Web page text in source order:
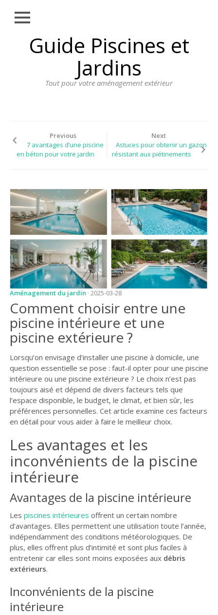
Guide Piscines et
Jardins
Tout pour votre aménagement extérieur
Close
AMÉNAGEMENT
EXTÉRIEUR
PLANTATIONS
REVÊTEMENT
TERRASSE
DOSSIER
JARDIN
CONSEILS ET
ASTUCES
GUIDES
JARDIN
ENTRETIEN
PISCINE
ENTRETIEN
PARTENAIRES
LIGNE JARDIN
INFO PAYSAGISTE
GUIDE JARDIN ET
PAYSAGE
GUIDE JARDIN
ELAGAGE ET
COMPAGNIE
Previous
7 avantages d’une piscine
en béton pour votre jardin
Next
Astuces pour obtenir un gazon
résistant aux piétinements
Aménagement du jardin · 2025-03-28
Comment choisir entre une
piscine intérieure et une
piscine extérieure ?
Lorsqu’on envisage d’installer une piscine à domicile, une
question essentielle se pose : faut-il opter pour une piscine
intérieure ou une piscine extérieure ? Le choix n’est pas
toujours aisé et dépend de divers facteurs tels que
l’espace disponible, le budget, le climat, et bien sûr, les
préférences personnelles. Cet article examine ces facteurs
en détail pour vous aider à faire le meilleur choix.
Les avantages et les
inconvénients de la piscine
intérieure
Avantages de la piscine intérieure
Les piscines intérieures offrent un certain nombre
d’avantages. Elles permettent une utilisation toute l’année,
indépendamment des conditions météorologiques. De
plus, elles offrent plus d’intimité et sont plus faciles à
entretenir car elles sont moins exposées aux débris
extérieurs.
Inconvénients de la piscine
intérieure